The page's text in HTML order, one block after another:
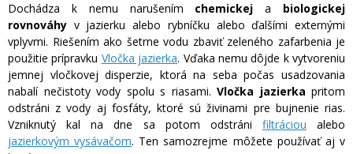
Dochádza k nemu narušením chemickej a biologickej
rovnováhy v jazierku alebo rybníčku alebo ďalšími externými
vplyvmi. Riešením ako šetrne vodu zbaviť zeleného zafarbenia je
použitie prípravku Vločka jazierka. Vďaka nemu dôjde k vytvoreniu
jemnej vločkovej disperzie, ktorá na seba počas usadzovania
nabalí nečistoty vody spolu s riasami. Vločka jazierka pritom
odstráni z vody aj fosfáty, ktoré sú živinami pre bujnenie rias.
Vzniknutý kal na dne sa potom odstráni filtráciou alebo
jazierkovým vysávačom. Ten samozrejme môžete používať aj v